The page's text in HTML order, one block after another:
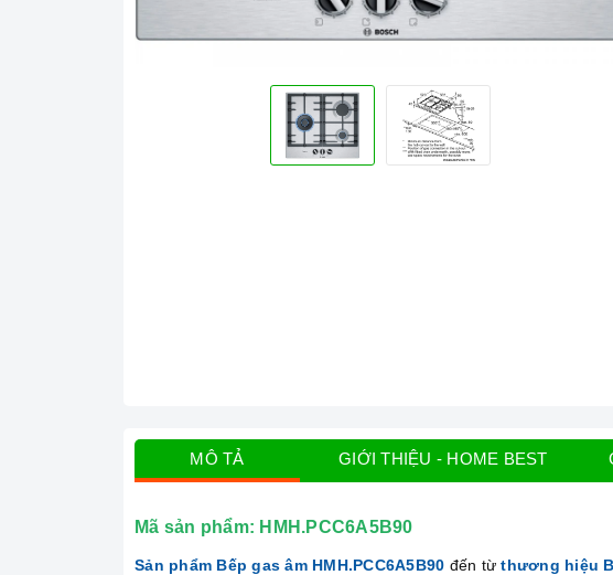
MÔ TẢ GIỚI THIỆU - HOME BEST
Mã sản phẩm: HMH.PCC6A5B90
Sản phẩm Bếp gas âm HMH.PCC6A5B90 đến từthương hiệu